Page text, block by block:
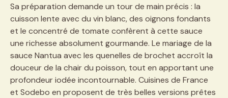
Sa préparation demande un tour de main précis : la
cuisson lente avec du vin blanc, des oignons fondants
et le concentré de tomate confèrent à cette sauce
une richesse absolument gourmande. Le mariage de la
sauce Nantua avec les quenelles de brochet accroît la
douceur de la chair du poisson, tout en apportant une
profondeur iodée incontournable. Cuisines de France
et Sodebo en proposent de très belles versions prêtes